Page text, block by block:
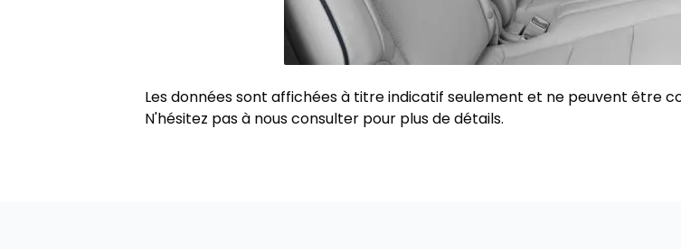
Les données sont affichées à titre indicatif seulement et ne peuvent être
N'hésitez pas à nous consulter pour plus de détails.